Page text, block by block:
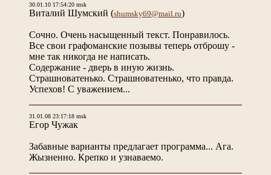
30.01.10 17:54:20 msk
Виталий Шумский (shumsky69@mail.ru)
Сочно. Очень насыщенный текст. Понравилось.
Все свои графоманские позывы теперь отброшу -
мне так никогда не написать.
Содержание - дверь в иную жизнь.
Страшноватенько. Страшноватенько, что правда.
Успехов! С уважением...
31.01.08 23:17:18 msk
Егор Чужак
Забавные варианты предлагает программа... Ага.
Жызненно. Крепко и узнаваемо.